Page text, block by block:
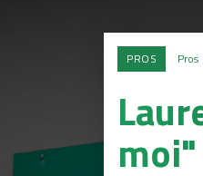
PROS Pros
moi"